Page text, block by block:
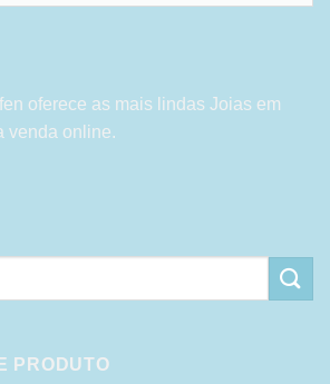
oferece as mais lindas Joias em
venda online.
PRODUTO